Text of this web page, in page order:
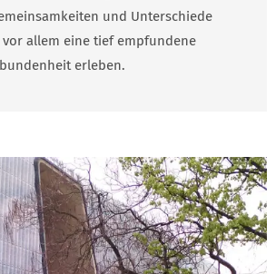
und Unterschiede
allem eine tief empfundene
erleben.